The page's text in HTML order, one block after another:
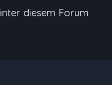
diesem Forum